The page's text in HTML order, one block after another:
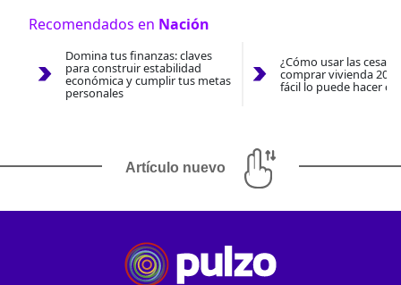
Recomendados en Nación
Domina tus finanzas: claves
para construir estabilidad
económica y cumplir tus metas
personales
¿Cómo usar las
comprar vivienda
fácil lo puede hacer
Artículo nuevo